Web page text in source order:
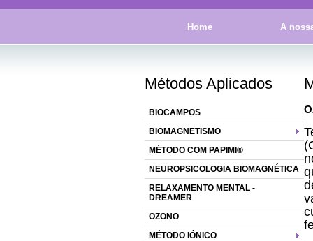
Home A
Métodos Aplicados
BIOCAMPOS
BIOMAGNETISMO
MÉTODO COM PAPIMI®
NEUROPSICOLOGIA BIOMAGNÉTICA
RELAXAMENTO MENTAL -
DREAMER
OZONO
MÉTODO IÓNICO